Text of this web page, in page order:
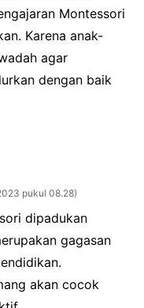
Montessori
Karena anak-
agar
dengan baik
pukul 08.28
dipadukan
gagasan
akan cocok